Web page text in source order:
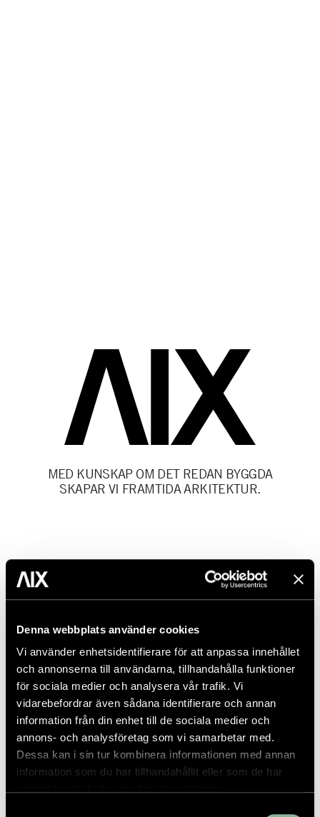
Denna webbplats använder cookies
Vi använder enhetsidentifierare för att anpassa innehållet
och annonserna till användarna, tillhandahålla funktioner
för sociala medier och analysera vår trafik. Vi
vidarebefordrar även sådana identifierare och annan
information från din enhet till de sociala medier och
annons- och analysföretag som vi samarbetar med.
Dessa kan i sin tur kombinera informationen med annan
information som du har tillhandahållit eller som de har
MED KUNSKAP OM DET REDAN BYGGDA
SKAPAR VI FRAMTIDA ARKITEKTUR.